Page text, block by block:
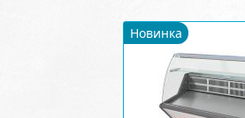
Новинка